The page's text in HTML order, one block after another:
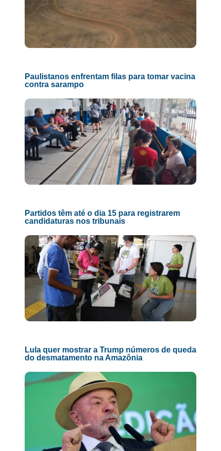
Paulistanos enfrentam filas para tomar vacina
contra sarampo
Partidos têm até o dia 15 para registrarem
candidaturas nos tribunais
Lula quer mostrar a Trump números de queda
do desmatamento na Amazônia